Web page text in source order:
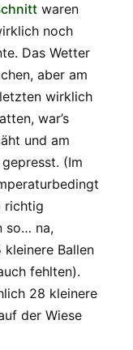
waren
noch
Das Wetter
aber am
wirklich
war’s
und am
(Im
richtig
so… na,
Ballen
fehlten).
28 kleinere
der Wiese